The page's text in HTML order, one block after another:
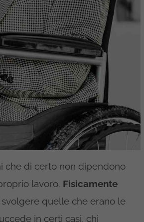
che di certo non dipendono
lavoro. Fisicamente
quelle che erano le
in certi casi, chi